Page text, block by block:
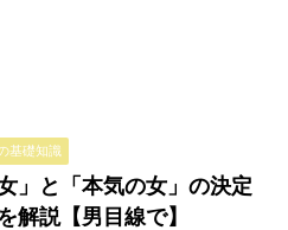
基礎知識
」と「本気の女」の決定
解説【男目線で】